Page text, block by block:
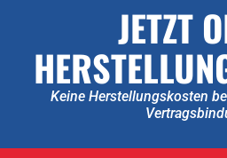
JETZT
Keine Herstellungskosten